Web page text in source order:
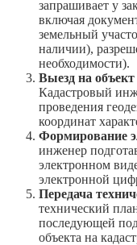
запрашивает у
включая
земельный
наличии),
необходимости).
Выезд на
Кадастровый
проведения
координат
Формирование
инженер
электронном
электронной
Передача
технический
последующей
объекта на